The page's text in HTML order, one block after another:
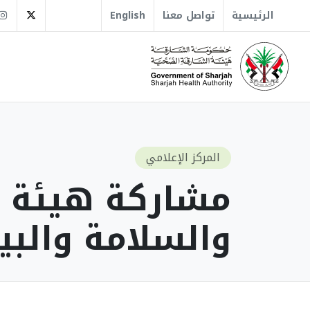
الرئيسية تواصل معنا English
المركز الإعلامي
مشاركة
والسلامة والبيئة